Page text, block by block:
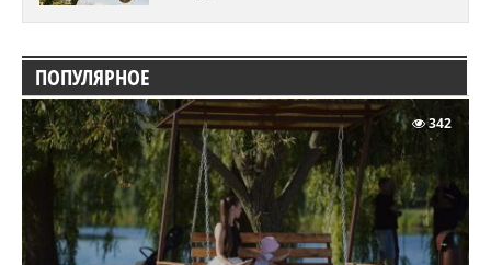
ПОПУЛЯРНОЕ
342